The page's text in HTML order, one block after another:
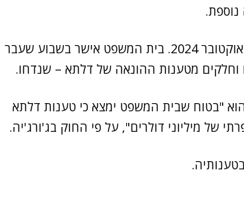
במקור, דלתא הגישה את התביעה נגד קראודסטרייק באוקטובר 2024. בית המשפט אישר בשבוע שעבר
מטענות ההונאה של דלתא – שנדחו.
"בטוח שבית המשפט ימצא כי טענות דלתא
של מיליוני דולרים", על פי החוק בג'ורג'יה.